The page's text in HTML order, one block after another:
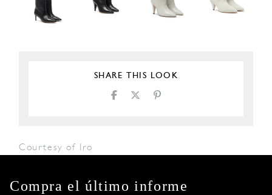
SHARE THIS LOOK
Courtesy of Iro
Compra el último informe